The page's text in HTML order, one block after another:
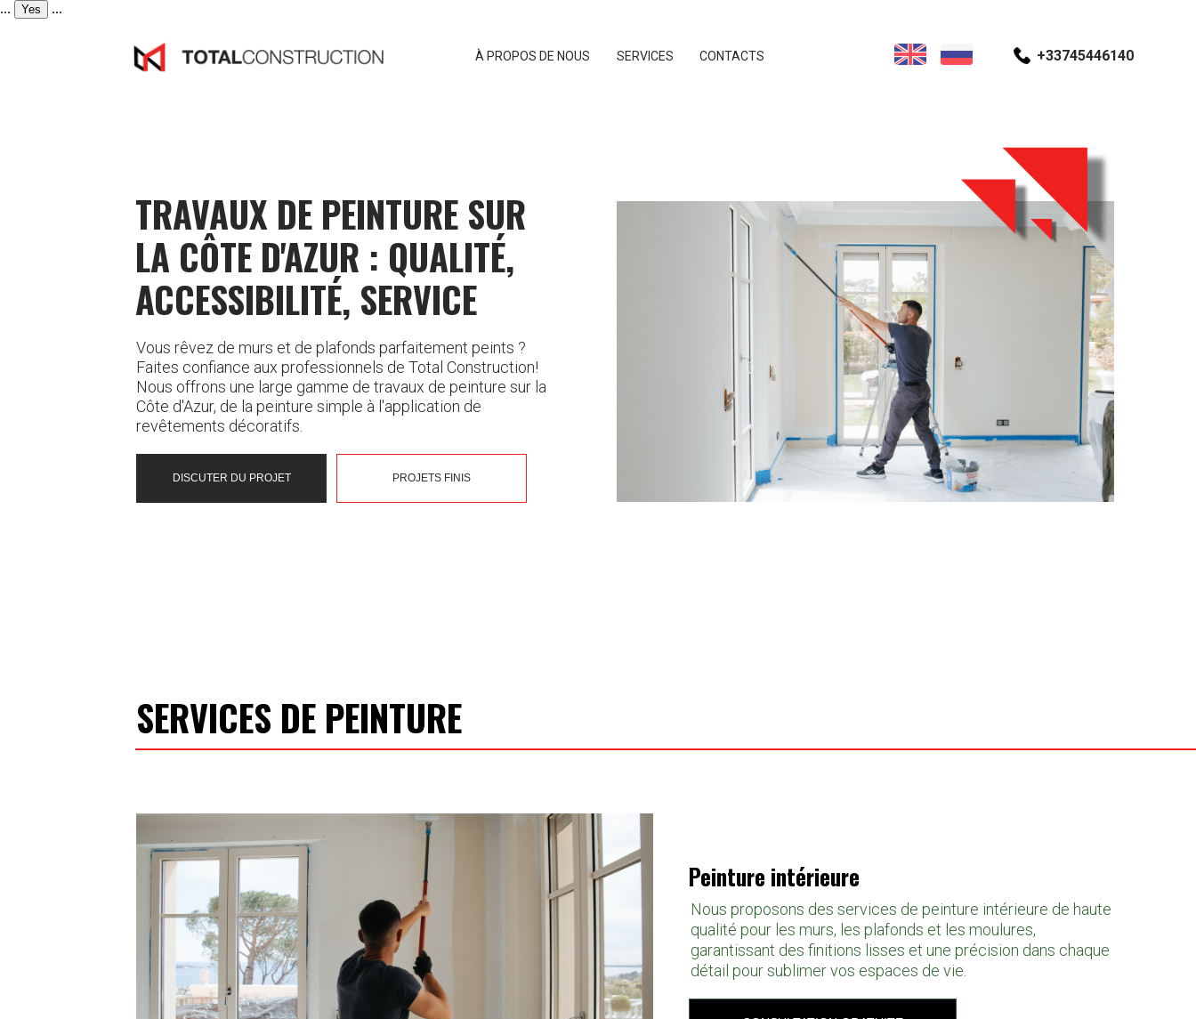
... Yes ...
À PROPOS DE NOUS SERVICES CONTACTS +33745446140
TRAVAUX DE PEINTURE SUR
LA CÔTE D'AZUR : QUALITÉ,
ACCESSIBILITÉ, SERVICE
Vous rêvez de murs et de plafonds parfaitement peints ?
Faites confiance aux professionnels de Total Construction!
Nous offrons une large gamme de travaux de peinture sur la
Côte d'Azur, de la peinture simple à l'application de
revêtements décoratifs.
DISCUTER DU PROJET PROJETS FINIS
SERVICES DE PEINTURE
Peinture intérieure
Nous proposons des services de peinture intérieure de haute
qualité pour les murs, les plafonds et les moulures,
garantissant des finitions lisses et une précision dans chaque
détail pour sublimer vos espaces de vie.